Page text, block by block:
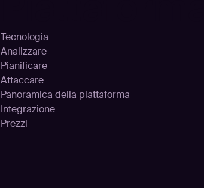
Tecnologia
Analizzare
Pianificare
Attaccare
Panoramica della piattaforma
Integrazione
Prezzi